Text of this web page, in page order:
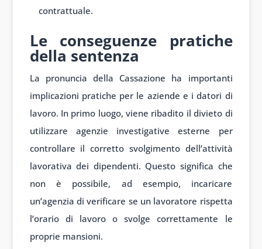
contrattuale.
Le conseguenze pratiche
della sentenza
La pronuncia della Cassazione ha importanti
implicazioni pratiche per le aziende e i datori di
lavoro. In primo luogo, viene ribadito il divieto di
utilizzare agenzie investigative esterne per
controllare il corretto svolgimento dell’attività
lavorativa dei dipendenti. Questo significa che
non è possibile, ad esempio, incaricare
un’agenzia di verificare se un lavoratore rispetta
l’orario di lavoro o svolge correttamente le
proprie mansioni.